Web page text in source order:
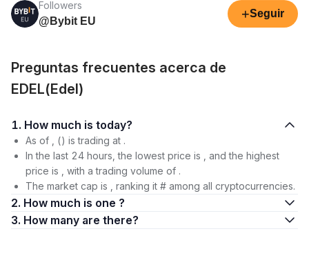
Followers
@Bybit EU
+Seguir
Preguntas frecuentes acerca de
EDEL(Edel)
1. How much is today?
As of , () is trading at .
In the last 24 hours, the lowest price is , and the highest
price is , with a trading volume of .
The market cap is , ranking it # among all cryptocurrencies.
2. How much is one ?
3. How many are there?